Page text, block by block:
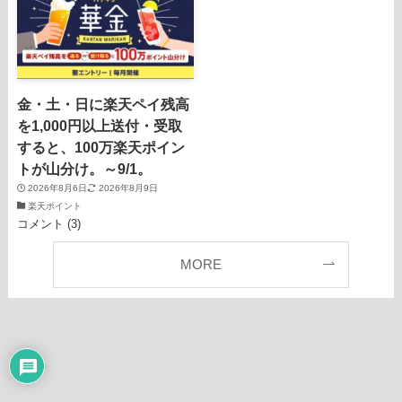
金・土・日に楽天ペイ残高
を1,000円以上送付・受取
すると、100万楽天ポイン
トが山分け。～9/1。
2026年8月6日
2026年8月9日
楽天ポイント
コメント (3)
MORE